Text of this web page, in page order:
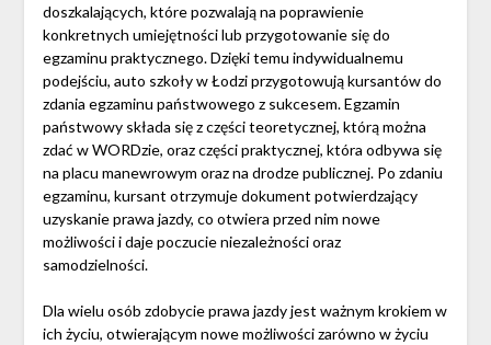
doszkalających, które pozwalają na poprawienie
konkretnych umiejętności lub przygotowanie się do
egzaminu praktycznego. Dzięki temu indywidualnemu
podejściu, auto szkoły w Łodzi przygotowują kursantów do
zdania egzaminu państwowego z sukcesem. Egzamin
państwowy składa się z części teoretycznej, którą można
zdać w WORDzie, oraz części praktycznej, która odbywa się
na placu manewrowym oraz na drodze publicznej. Po zdaniu
egzaminu, kursant otrzymuje dokument potwierdzający
uzyskanie prawa jazdy, co otwiera przed nim nowe
możliwości i daje poczucie niezależności oraz
samodzielności.
Dla wielu osób zdobycie prawa jazdy jest ważnym krokiem w
ich życiu, otwierającym nowe możliwości zarówno w życiu